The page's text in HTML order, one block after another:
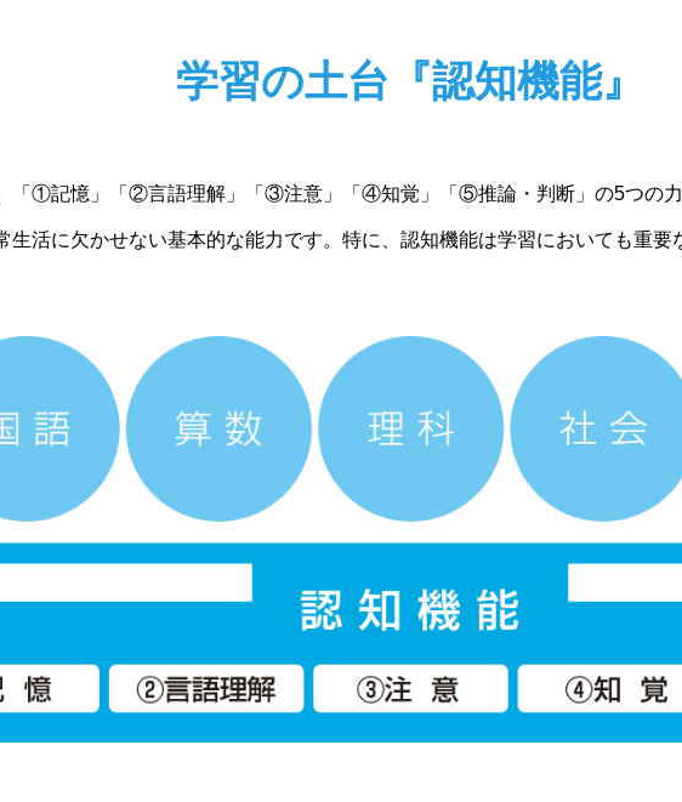
学習の土台『認知機能』
「①記憶」「②言語理解」「③注意」「④知覚」「⑤推論・判断」の5つの力
生活に欠かせない基本的な能力です。特に、認知機能は学習においても重要